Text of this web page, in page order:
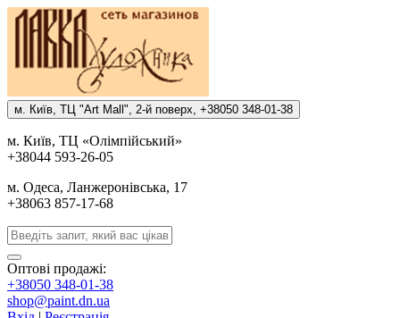
м. Киïв, ТЦ "Art Mall", 2-й поверх, +38050 348-01-38
м. Киïв, ТЦ «Олiмпiйський»
+38044 593-26-05
м. Одеса, Ланжеронiвська, 17
+38063 857-17-68
Оптові продажі:
+38050 348-01-38
shop@paint.dn.ua